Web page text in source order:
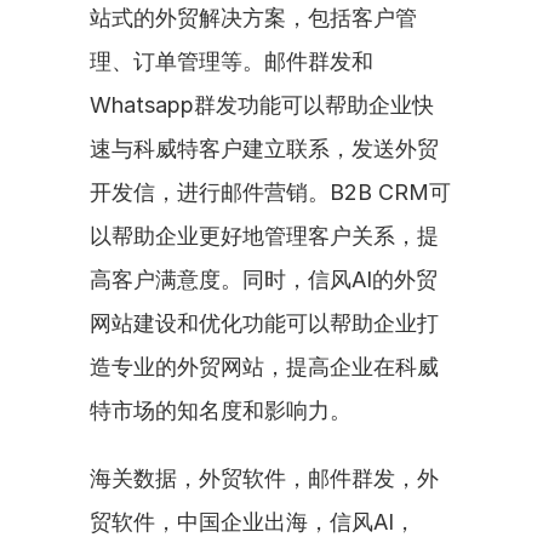
站式的外贸解决方案，包括客户管
理、订单管理等。邮件群发和
Whatsapp群发功能可以帮助企业快
速与科威特客户建立联系，发送外贸
开发信，进行邮件营销。B2B CRM可
以帮助企业更好地管理客户关系，提
高客户满意度。同时，信风AI的外贸
网站建设和优化功能可以帮助企业打
造专业的外贸网站，提高企业在科威
特市场的知名度和影响力。
海关数据，外贸软件，邮件群发，外
贸软件，中国企业出海，信风AI，